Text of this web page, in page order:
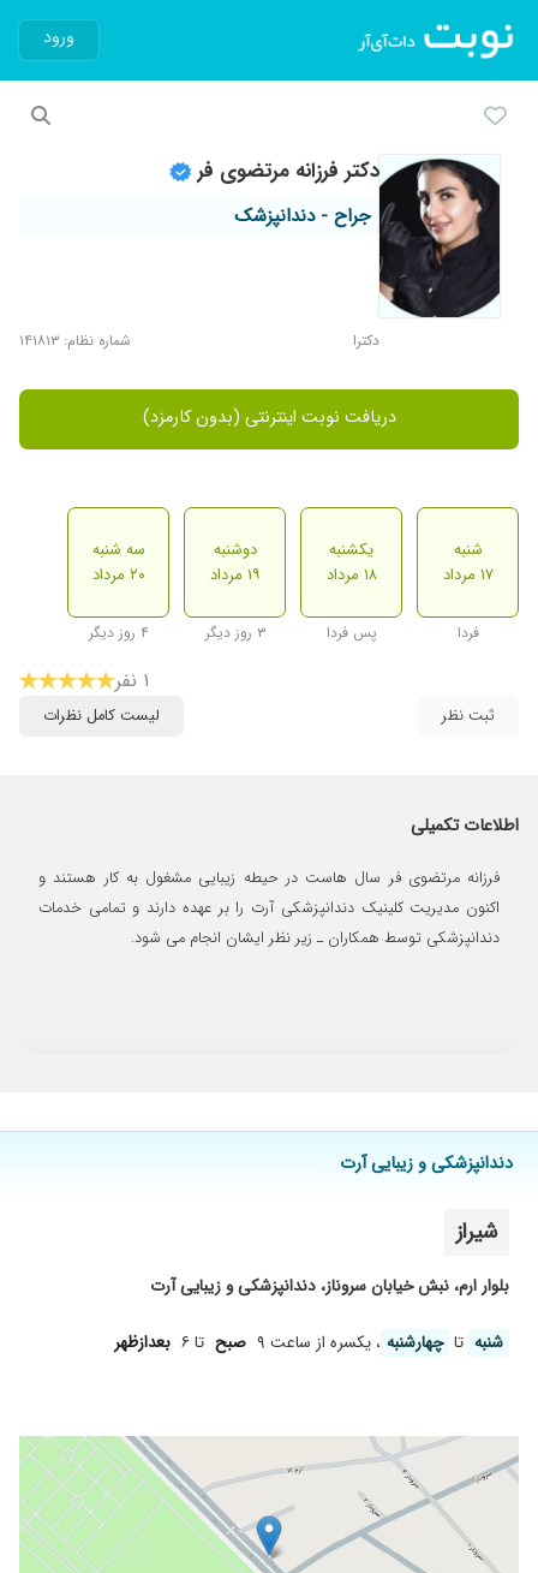
ورود
دکتر فرزانه مرتضوی فر
جراح - دندانپزشک
دکترا شماره نظام: ۱۴۱۸۱۳
دریافت نوبت اینترنتی (بدون کارمزد)
شنبه
۱۷ مرداد
فردا
یکشنبه
۱۸ مرداد
پس فردا
دوشنبه
۱۹ مرداد
۳ روز دیگر
سه شنبه
۲۰ مرداد
۴ روز دیگر
۱ نفر
ثبت نظر لیست کامل نظرات
اطلاعات تکمیلی
فرزانه مرتضوی فر سال هاست در حیطه زیبایی مشغول به کار هستند و
اکنون مدیریت کلینیک دندانپزشکی آرت را بر عهده دارند و تمامی خدمات
دندانپزشکی توسط همکاران ـ زیر نظر ایشان انجام می شود.
دندانپزشکی و زیبایی آرت
شیراز
بلوار ارم، نبش خیابان سروناز، دندانپزشکی و زیبایی آرت
شنبه تا چهارشنبه ، یکسره از ساعت ۹ صبح تا ۶ بعدازظهر